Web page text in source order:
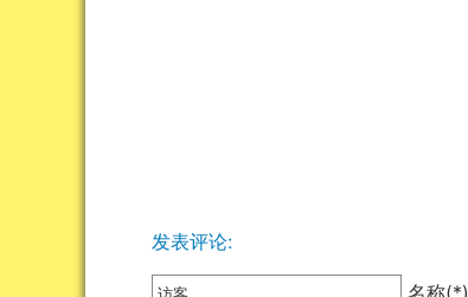
发表评论:
名称(*)